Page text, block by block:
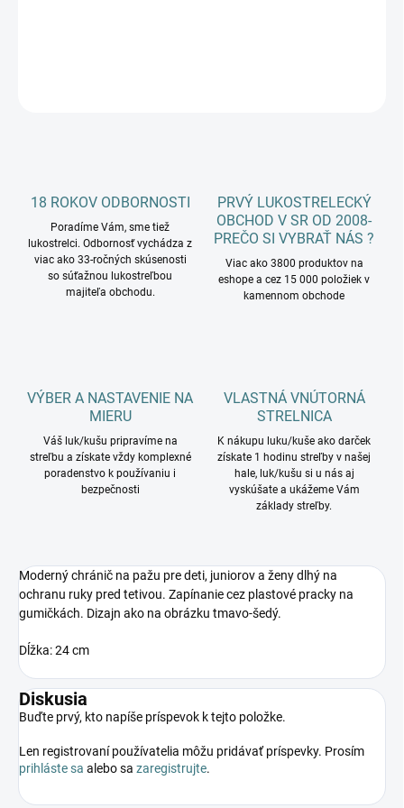
18 ROKOV ODBORNOSTI
Poradíme Vám, sme tiež
lukostrelci. Odbornosť vychádza z
viac ako 33-ročných skúsenosti
so súťažnou lukostreľbou
majiteľa obchodu.
PRVÝ LUKOSTRELECKÝ
OBCHOD V SR OD 2008-
PREČO SI VYBRAŤ NÁS ?
Viac ako 3800 produktov na
eshope a cez 15 000 položiek v
kamennom obchode
VÝBER A NASTAVENIE NA
MIERU
Váš luk/kušu pripravíme na
streľbu a získate vždy komplexné
poradenstvo k používaniu i
bezpečnosti
VLASTNÁ VNÚTORNÁ
STRELNICA
K nákupu luku/kuše ako darček
získate 1 hodinu streľby v našej
hale, luk/kušu si u nás aj
vyskúšate a ukážeme Vám
základy streľby.
Moderný chránič na pažu pre deti, juniorov a ženy dlhý na
ochranu ruky pred tetivou. Zapínanie cez plastové pracky na
gumičkách. Dizajn ako na obrázku tmavo-šedý.
Dĺžka: 24 cm
Diskusia
Buďte prvý, kto napíše príspevok k tejto položke.
Len registrovaní používatelia môžu pridávať príspevky. Prosím
prihláste sa alebo sa zaregistrujte.